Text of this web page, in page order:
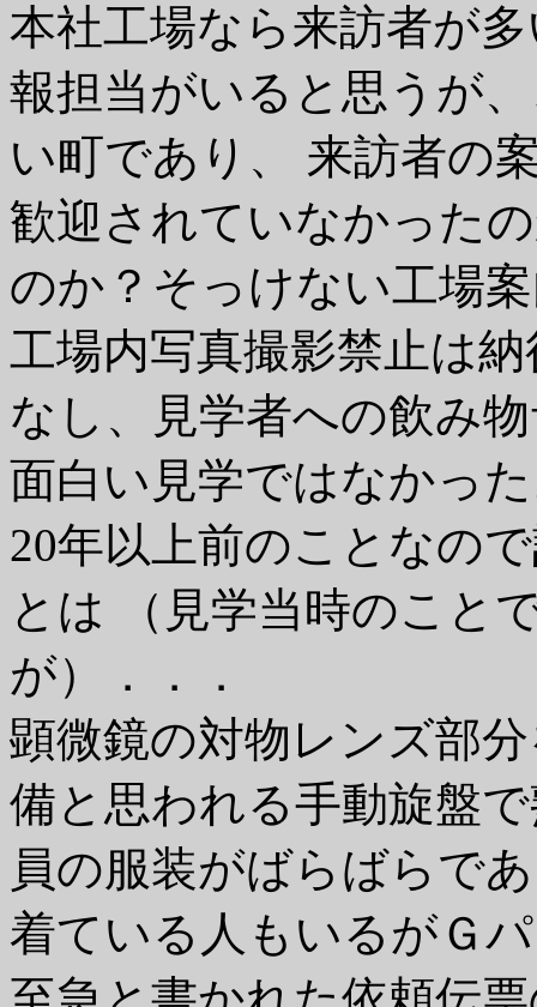
本社工場なら来訪者が
報担当がいると思うが
い町であり、 来訪者の
歓迎されていなかった
のか？そっけない工場
工場内写真撮影禁止は
なし、見学者への飲み
面白い見学ではなかっ
20年以上前のことなの
とは （見学当時のこと
が）．．．
顕微鏡の対物レンズ部
備と思われる手動旋盤
員の服装がばらばらで
着ている人もいるがＧ